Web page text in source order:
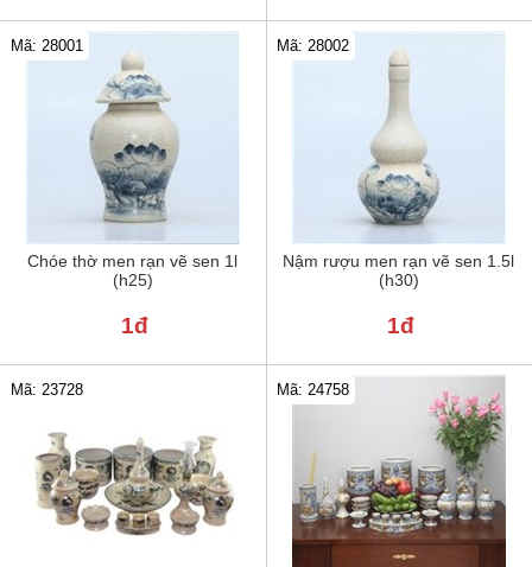
Chóe thờ men rạn vẽ sen 1l
(h25)
Mã: 28001
1đ
Nậm rượu men rạn vẽ sen 1.5l
(h30)
Mã: 28002
1đ
Mã: 23728 Mã: 24758